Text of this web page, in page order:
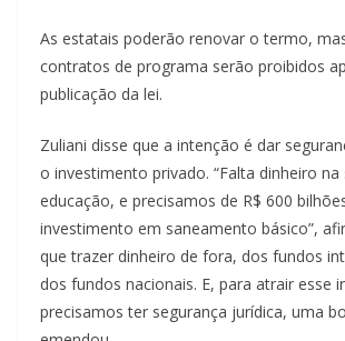
As estatais poderão renovar o termo,
contratos de programa serão proibidos
publicação da lei.
Zuliani disse que a intenção é dar
o investimento privado. “Falta dinheiro na
educação, e precisamos de R$ 600
investimento em saneamento básico”,
que trazer dinheiro de fora, dos fundos
dos fundos nacionais. E, para atrair esse
precisamos ter segurança jurídica, uma